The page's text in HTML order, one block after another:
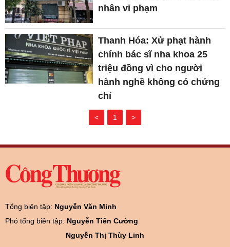
nhân vi phạm
Thanh Hóa: Xử phạt hành
chính bác sĩ nha khoa 25
triệu đồng vì cho người
hành nghề không có chứng
chỉ
< 1 >
Tổng biên tập: Nguyễn Văn Minh
Phó tổng biên tập: Nguyễn Tiến Cường
Nguyễn Thị Thùy Linh